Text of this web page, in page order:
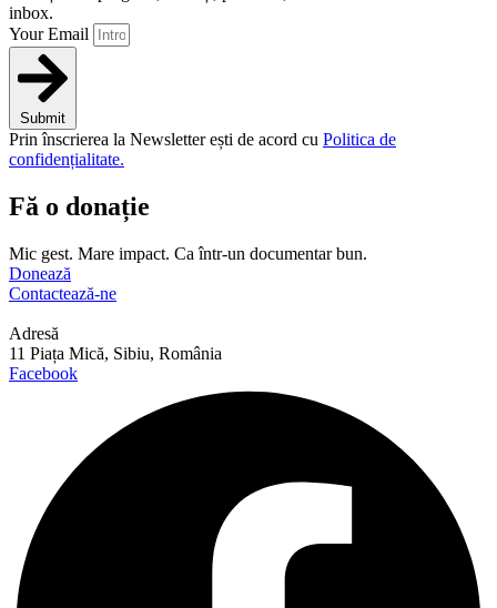
inbox.
Your Email
Submit
Prin înscrierea la Newsletter ești de acord cu Politica de
confidențialitate.
Fă o donație
Mic gest. Mare impact. Ca într-un documentar bun.
Donează
Contactează-ne
Adresă
11 Piața Mică, Sibiu, România
Facebook